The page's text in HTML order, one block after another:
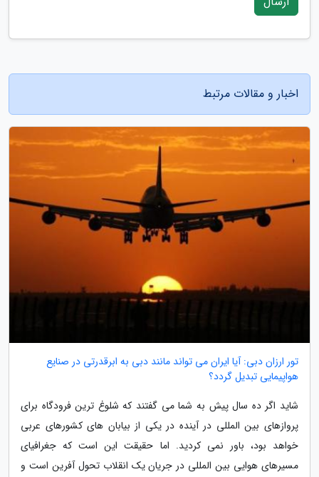
اخبار و مقالات مرتبط
تور ارزان دبی: آیا ایران می تواند مانند دبی به ابرقدرتی در صنایع
هواپیمایی تبدیل گردد؟
شاید اگر ده سال پیش به شما می گفتند که شلوغ ترین فرودگاه برای
پروازهای بین المللی در آینده در یکی از بیابان های کشورهای عربی
خواهد بود، باور نمی کردید. اما حقیقت این است که جغرافیای
مسیرهای هوایی بین المللی در جریان یک انقلاب تحول آفرین است و